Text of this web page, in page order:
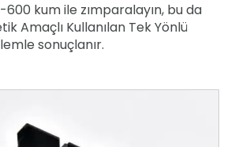
kum ile zımparalayın, bu da
Amaçlı Kullanılan Tek Yönlü
sonuçlanır.